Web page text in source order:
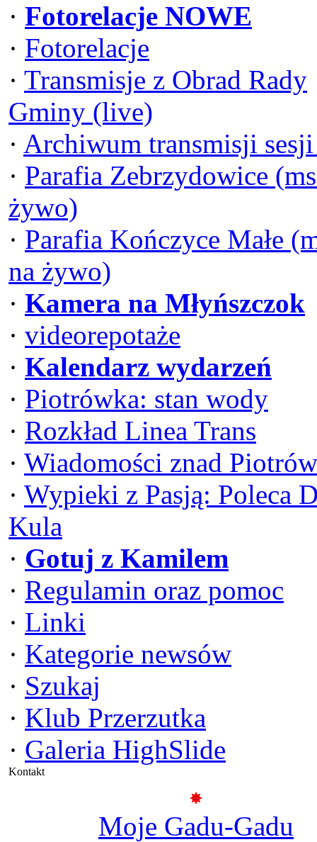
· Fotorelacje NOWE
· Fotorelacje
· Transmisje z Obrad Rady
Gminy (live)
· Archiwum transmisji
· Parafia Zebrzydowice
żywo)
· Parafia Kończyce Małe
na żywo)
· Kamera na Młyńszczok
· videorepotaże
· Kalendarz wydarzeń
· Piotrówka: stan wody
· Rozkład Linea Trans
· Wiadomości znad
· Wypieki z Pasją: Poleca
Kula
· Gotuj z Kamilem
· Regulamin oraz pomoc
· Linki
· Kategorie newsów
· Szukaj
· Klub Przerzutka
· Galeria HighSlide
Kontakt
Moje Gadu-Gadu